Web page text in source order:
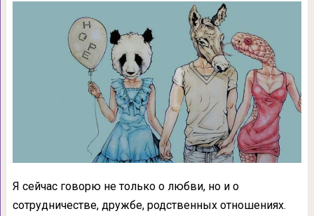
Я сейчас говорю не только о любви, но и о
сотрудничестве, дружбе, родственных отношениях.